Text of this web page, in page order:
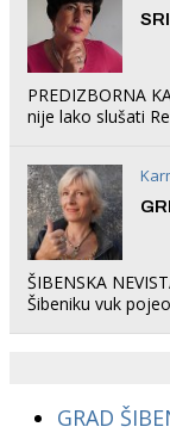
PREDIZBORNA
nije lako slušati
ŠIBENSKA
Šibeniku vuk
GRAD